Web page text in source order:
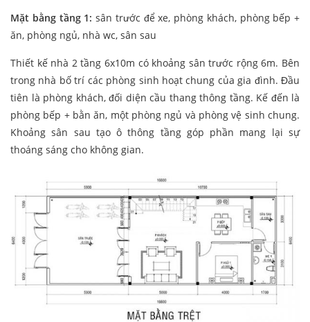
Mặt bằng tầng 1: sân trước để xe, phòng khách, phòng bếp +
ăn, phòng ngủ, nhà wc, sân sau
Thiết kế nhà 2 tầng 6x10m có khoảng sân trước rộng 6m. Bên
trong nhà bố trí các phòng sinh hoạt chung của gia đình. Đầu
tiên là phòng khách, đối diện cầu thang thông tầng. Kế đến là
phòng bếp + bằn ăn, một phòng ngủ và phòng vệ sinh chung.
Khoảng sân sau tạo ô thông tầng góp phần mang lại sự
thoáng sáng cho không gian.